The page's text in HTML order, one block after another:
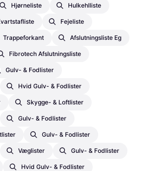
Hjørneliste Hulkehlliste
Fejeliste
Trappeforkant Afslutningsliste Eg
Fibrotech Afslutningsliste
Gulv- & Fodlister
Hvid Gulv- & Fodlister
Skygge- & Loftlister
Gulv- & Fodlister
Gulv- & Fodlister
Væglister Gulv- & Fodlister
Hvid Gulv- & Fodlister